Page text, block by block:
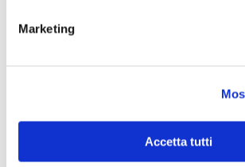
Marketing
Accetta tutti
Méridien 9
Méditerranée